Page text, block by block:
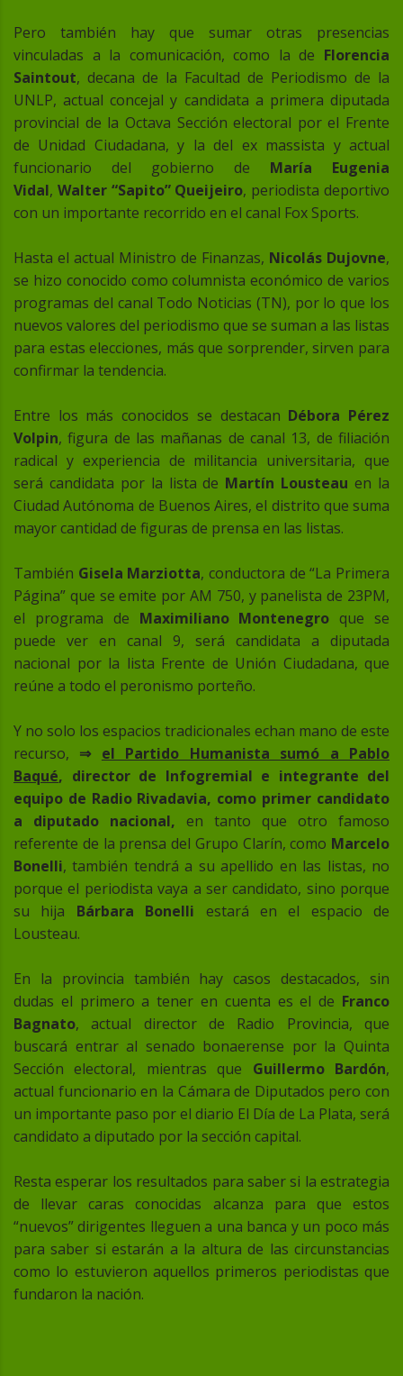
Pero también hay que sumar otras presencias
vinculadas a la comunicación, como la de Florencia
Saintout, decana de la Facultad de Periodismo de la
UNLP, actual concejal y candidata a primera diputada
provincial de la Octava Sección electoral por el Frente
de Unidad Ciudadana, y la del ex massista y actual
funcionario del gobierno de María Eugenia
Vidal, Walter “Sapito” Queijeiro, periodista deportivo
con un importante recorrido en el canal Fox Sports.
Hasta el actual Ministro de Finanzas, Nicolás Dujovne,
se hizo conocido como columnista económico de varios
programas del canal Todo Noticias (TN), por lo que los
nuevos valores del periodismo que se suman a las listas
para estas elecciones, más que sorprender, sirven para
confirmar la tendencia.
Entre los más conocidos se destacan Débora Pérez
Volpin, figura de las mañanas de canal 13, de filiación
radical y experiencia de militancia universitaria, que
será candidata por la lista de Martín Lousteau en la
Ciudad Autónoma de Buenos Aires, el distrito que suma
mayor cantidad de figuras de prensa en las listas.
También Gisela Marziotta, conductora de “La Primera
Página” que se emite por AM 750, y panelista de 23PM,
el programa de Maximiliano Montenegro que se
puede ver en canal 9, será candidata a diputada
nacional por la lista Frente de Unión Ciudadana, que
reúne a todo el peronismo porteño.
Y no solo los espacios tradicionales echan mano de este
recurso, ⇒ el Partido Humanista sumó a Pablo
Baqué, director de Infogremial e integrante del
equipo de Radio Rivadavia, como primer candidato
a diputado nacional, en tanto que otro famoso
referente de la prensa del Grupo Clarín, como Marcelo
Bonelli, también tendrá a su apellido en las listas, no
porque el periodista vaya a ser candidato, sino porque
su hija Bárbara Bonelli estará en el espacio de
Lousteau.
En la provincia también hay casos destacados, sin
dudas el primero a tener en cuenta es el de Franco
Bagnato, actual director de Radio Provincia, que
buscará entrar al senado bonaerense por la Quinta
Sección electoral, mientras que Guillermo Bardón,
actual funcionario en la Cámara de Diputados pero con
un importante paso por el diario El Día de La Plata, será
candidato a diputado por la sección capital.
Resta esperar los resultados para saber si la estrategia
de llevar caras conocidas alcanza para que estos
“nuevos” dirigentes lleguen a una banca y un poco más
para saber si estarán a la altura de las circunstancias
como lo estuvieron aquellos primeros periodistas que
fundaron la nación.